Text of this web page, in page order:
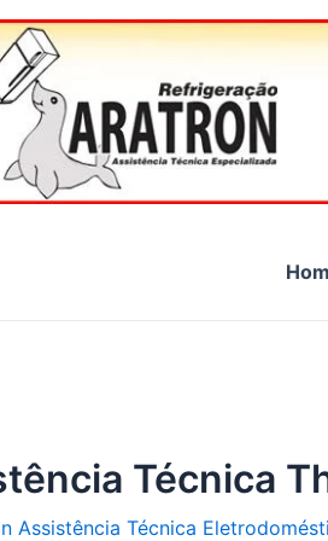
Técnica
Assistência Técnica